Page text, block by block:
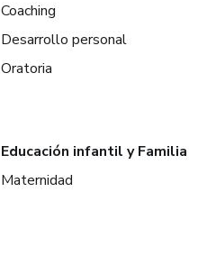
Coaching
Desarrollo personal
Oratoria
Educación infantil y Familia
Maternidad